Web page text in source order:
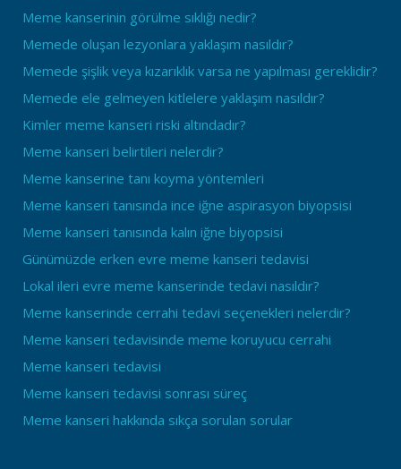
Meme kanserinin görülme sıklığı nedir?
Memede oluşan lezyonlara yaklaşım nasıldır?
Memede şişlik veya kızarıklık varsa ne yapılması gereklidir?
Memede ele gelmeyen kitlelere yaklaşım nasıldır?
Kimler meme kanseri riski altındadır?
Meme kanseri belirtileri nelerdir?
Meme kanserine tanı koyma yöntemleri
Meme kanseri tanısında ince iğne aspirasyon biyopsisi
Meme kanseri tanısında kalın iğne biyopsisi
Günümüzde erken evre meme kanseri tedavisi
Lokal ileri evre meme kanserinde tedavi nasıldır?
Meme kanserinde cerrahi tedavi seçenekleri nelerdir?
Meme kanseri tedavisinde meme koruyucu cerrahi
Meme kanseri tedavisi
Meme kanseri tedavisi sonrası süreç
Meme kanseri hakkında sıkça sorulan sorular